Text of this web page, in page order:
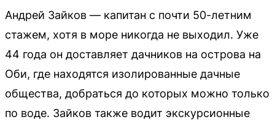
Андрей Зайков — капитан с почти 50-летним
стажем, хотя в море никогда не выходил. Уже
44 года он доставляет дачников на острова на
Оби, где находятся изолированные дачные
общества, добраться до которых можно только
по воде. Зайков также водит экскурсионные